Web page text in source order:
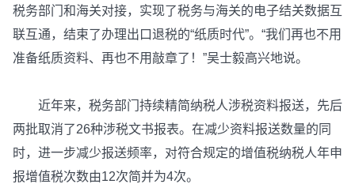
税务部门和海关对接，实现了税务与海关的电子结关数据互
联互通，结束了办理出口退税的“纸质时代”。“我们再也不用
准备纸质资料、再也不用敲章了！”吴士毅高兴地说。
近年来，税务部门持续精简纳税人涉税资料报送，先后
两批取消了26种涉税文书报表。在减少资料报送数量的同
时，进一步减少报送频率，对符合规定的增值税纳税人年申
报增值税次数由12次简并为4次。